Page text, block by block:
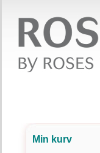
Min kurv